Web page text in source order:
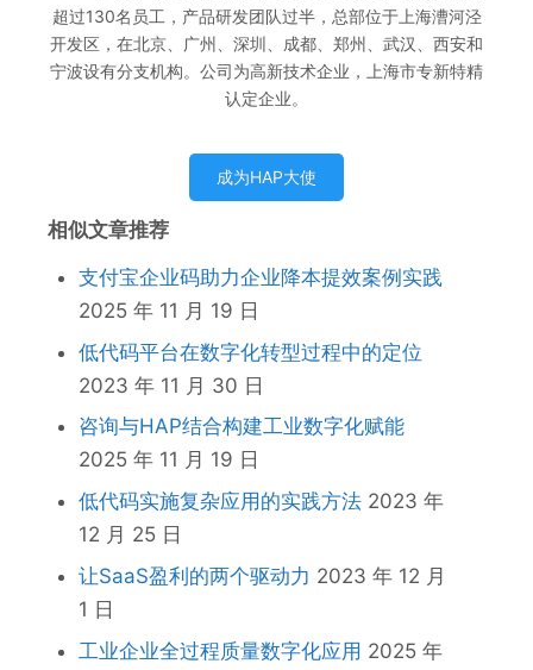
超过130名员工，产品研发团队过半，总部位于上海漕河泾
开发区，在北京、广州、深圳、成都、郑州、武汉、西安和
宁波设有分支机构。公司为高新技术企业，上海市专新特精
认定企业。
成为HAP大使
相似文章推荐
支付宝企业码助力企业降本提效案例实践
2025 年 11 月 19 日
低代码平台在数字化转型过程中的定位
2023 年 11 月 30 日
咨询与HAP结合构建工业数字化赋能
2025 年 11 月 19 日
低代码实施复杂应用的实践方法2023 年
12 月 25 日
让SaaS盈利的两个驱动力 2023 年 12 月
1 日
工业企业全过程质量数字化应用 2025 年